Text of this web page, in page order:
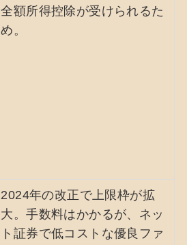
全額所得控除が受けられるた
め。
2024年の改正で上限枠が拡
大。手数料はかかるが、ネッ
ト証券で低コストな優良ファ